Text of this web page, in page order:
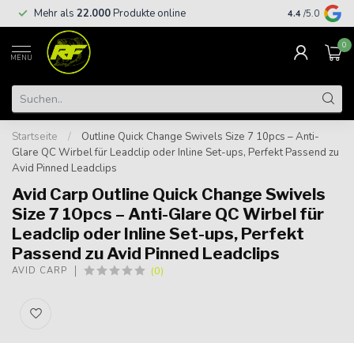
Mehr als 22.000Produkte online Kostenloser
€
4.4 /5.0
MENU
0
Startseite /
Outline Quick Change Swivels Size 7 10pcs – Anti-
Glare QC Wirbel für Leadclip oder Inline Set-ups, Perfekt Passend zu
Avid Pinned Leadclips
Avid Carp Outline Quick Change Swivels
Size 7 10pcs – Anti-Glare QC Wirbel für
Leadclip oder Inline Set-ups, Perfekt
Passend zu Avid Pinned Leadclips
AVID CARP (0)